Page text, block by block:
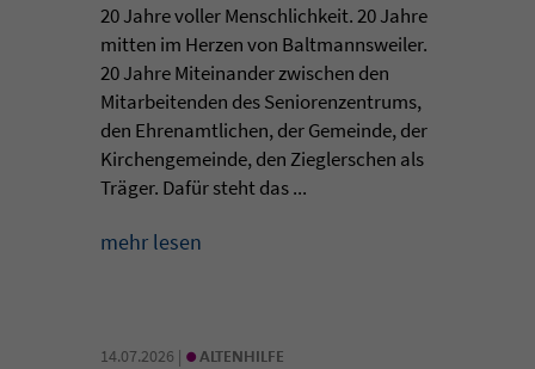
20 Jahre voller Menschlichkeit. 20 Jahre
mitten im Herzen von Baltmannsweiler.
20 Jahre Miteinander zwischen den
Mitarbeitenden des Seniorenzentrums,
den Ehrenamtlichen, der Gemeinde, der
Kirchengemeinde, den Zieglerschen als
Träger. Dafür steht das ...
mehr lesen
14.07.2026 | • ALTENHILFE